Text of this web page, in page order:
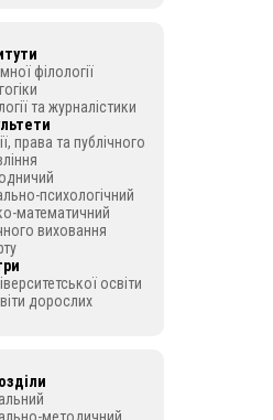
філології
та журналістики
права та публічного
психологічний
математичний
виховання
освіти
дорослих